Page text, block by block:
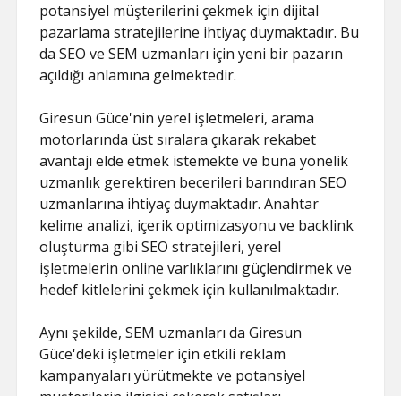
potansiyel müşterilerini çekmek için dijital
pazarlama stratejilerine ihtiyaç duymaktadır. Bu
da SEO ve SEM uzmanları için yeni bir pazarın
açıldığı anlamına gelmektedir.
Giresun Güce'nin yerel işletmeleri, arama
motorlarında üst sıralara çıkarak rekabet
avantajı elde etmek istemekte ve buna yönelik
uzmanlık gerektiren becerileri barındıran SEO
uzmanlarına ihtiyaç duymaktadır. Anahtar
kelime analizi, içerik optimizasyonu ve backlink
oluşturma gibi SEO stratejileri, yerel
işletmelerin online varlıklarını güçlendirmek ve
hedef kitlelerini çekmek için kullanılmaktadır.
Aynı şekilde, SEM uzmanları da Giresun
Güce'deki işletmeler için etkili reklam
kampanyaları yürütmekte ve potansiyel